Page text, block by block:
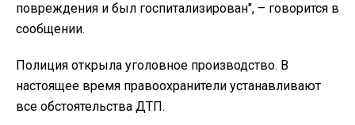
повреждения и был госпитализирован", – говорится в
сообщении.
Полиция открыла уголовное производство. В
настоящее время правоохранители устанавливают
все обстоятельства ДТП.